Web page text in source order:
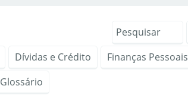
Dívidas e Crédito
Finanças Pessoais
Glossário